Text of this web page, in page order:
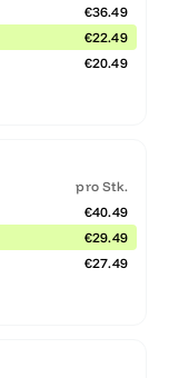
€36.49
€22.49
€20.49
pro Stk.
€40.49
€29.49
€27.49